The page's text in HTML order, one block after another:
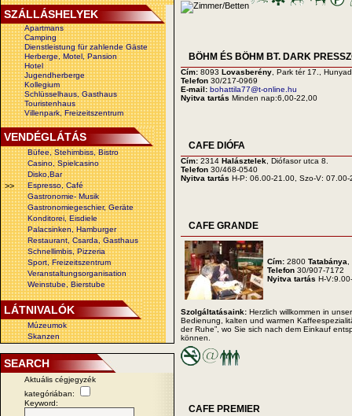
SZÁLLÁSHELYEK
Apartmans
Camping
Dienstleistung für zahlende Gäste
Herberge, Motel, Pansion
Hotel
Jugendherberge
Kollegium
Schlüsselhaus, Gasthaus
Touristenhaus
Villenpark, Freizeitszentrum
VENDÉGLÁTÁS
Büfee, Stehimbiss, Bistro
Casino, Spielcasino
Disko,Bar
>>
Espresso, Café
Gastronomie- Musik
Gastronomiegeschier, Geräte
Konditorei, Eisdiele
Palacsinken, Hamburger
Restaurant, Csarda, Gasthaus
Schnellimbis, Pizzeria
Sport, Freizeitszentrum
Veranstaltungsorganisation
Weinstube, Bierstube
LÁTNIVALÓK
Múzeumok
Skanzen
SEARCH
Aktuális cégjegyzék
kategóriában:
Keyword:
BÖHM ÉS BÖHM BT. DARK
Cím: 8093 Lovasberény, Park tér 17.,
Telefon 30/217-0969
E-mail: bohattila77@t-online.hu
Nyitva tartás Minden nap:6,00-22,00
CAFE DIÓFA
Cím: 2314 Halásztelek, Diófasor utca 8.
Telefon 30/468-0540
Nyitva tartás H-P: 06.00-21.00, Szo-V: 07.00-
CAFE GRANDE
Cím: 2800 Tatabánya,
Telefon 30/907-7172
Nyitva tartás H-
Szolgáltatásaink: Herzlich willkommen in
Bedienung, kalten und warmen
der Ruhe”, wo Sie sich nach dem Einkauf
können.
CAFE PREMIER